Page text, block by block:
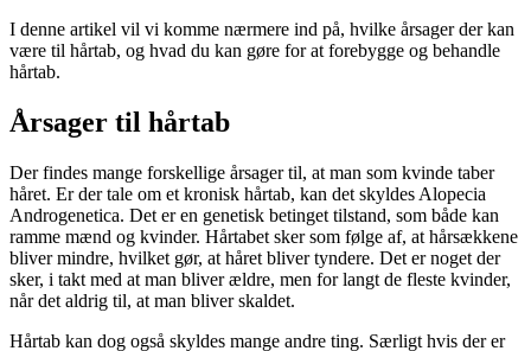
I denne artikel vil vi komme nærmere ind på, hvilke årsager der kan
være til hårtab, og hvad du kan gøre for at forebygge og behandle
hårtab.
Årsager til hårtab
Der findes mange forskellige årsager til, at man som kvinde taber
håret. Er der tale om et kronisk hårtab, kan det skyldes Alopecia
Androgenetica. Det er en genetisk betinget tilstand, som både kan
ramme mænd og kvinder. Hårtabet sker som følge af, at hårsækkene
bliver mindre, hvilket gør, at håret bliver tyndere. Det er noget der
sker, i takt med at man bliver ældre, men for langt de fleste kvinder,
når det aldrig til, at man bliver skaldet.
Hårtab kan dog også skyldes mange andre ting. Særligt hvis der er